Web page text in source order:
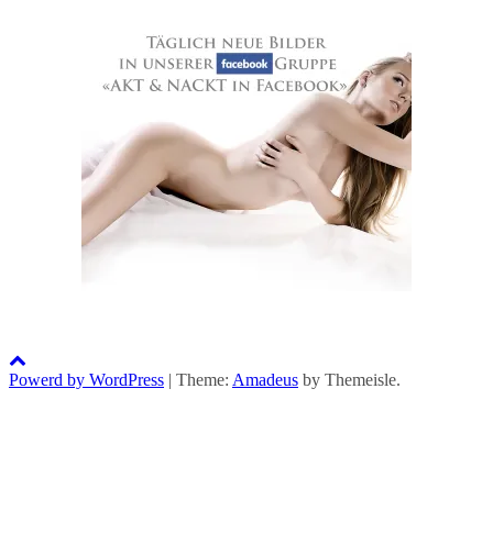
Powerd by WordPress | Theme: Amadeus by Themeisle.